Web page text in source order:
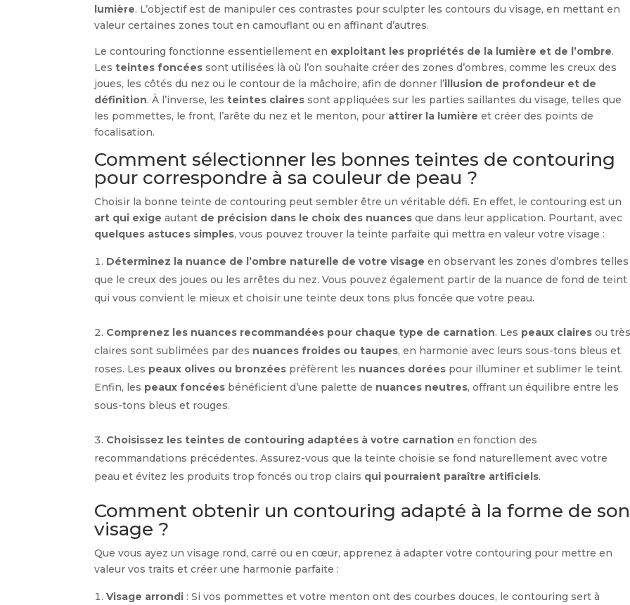
lumière. L’objectif est de manipuler ces contrastes pour sculpter les contours du visage, en mettant en
valeur certaines zones tout en camouflant ou en affinant d’autres.
Le contouring fonctionne essentiellement en exploitant les propriétés de la lumière et de l’ombre.
Lesteintes foncées sont utilisées là où l’on souhaite créer des zones d’ombres, comme les creux des
joues, les côtés du nez ou le contour de la mâchoire, afin de donner l’illusion de profondeur et de
définition. À l’inverse, lesteintes claires sont appliquées sur les parties saillantes du visage, telles que
les pommettes, le front, l’arête du nez et le menton, pour attirer la lumière et créer des points de
focalisation.
Comment sélectionner les bonnes teintes de contouring
pour correspondre à sa couleur de peau ?
Choisir la bonne teinte de contouring peut sembler être un véritable défi. En effet, le contouring est un
art qui exigeautant de précision dans le choix des nuancesque dans leur application. Pourtant, avec
quelques astuces simples, vous pouvez trouver la teinte parfaite qui mettra en valeur votre visage :
Déterminez la nuance de l’ombre naturelle de votre visage en observant les zones d’ombres telles
que le creux des joues ou les arrêtes du nez. Vous pouvez également partir de la nuance de fond de teint
qui vous convient le mieux et choisir une teinte deux tons plus foncée que votre peau.
Comprenez les nuances recommandées pour chaque type de carnation. Les peaux clairesou
claires sont sublimées par des nuances froides ou taupes, en harmonie avec leurs sous-tons bleus et
roses. Les peaux olives ou bronzées préfèrent les nuances dorées pour illuminer et sublimer le teint.
Enfin, les peaux foncées bénéficient d’une palette de nuances neutres, offrant un équilibre entre les
sous-tons bleus et rouges.
Choisissez les teintes de contouring adaptées à votre carnation en fonction des
recommandations précédentes. Assurez-vous que la teinte choisie se fond naturellement avec votre
peau et évitez les produits trop foncés ou trop clairs qui pourraient paraître artificiels.
Comment obtenir un contouring adapté à la forme de son
visage ?
Que vous ayez un visage rond, carré ou en cœur, apprenez à adapter votre contouring pour mettre en
valeur vos traits et créer une harmonie parfaite :
Visage arrondi : Si vos pommettes et votre menton ont des courbes douces, le contouring sert à